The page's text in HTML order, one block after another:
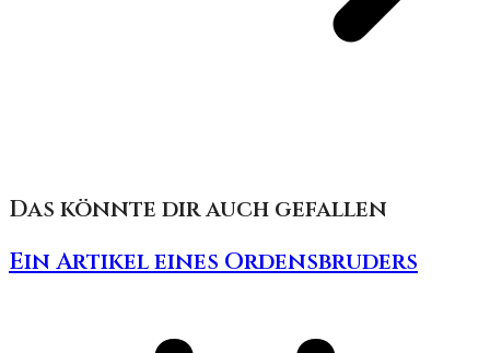
Das könnte dir auch gefallen
Ein Artikel eines Ordensbruders